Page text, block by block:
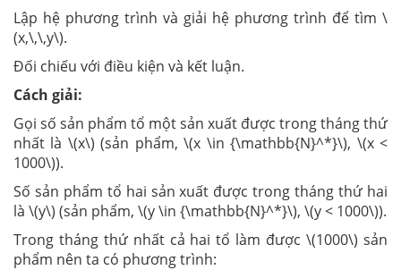
Lập hệ phương trình và giải hệ phương trình để tìm \
(x,\,\,y\).
Đối chiếu với điều kiện và kết luận.
Cách giải:
Gọi số sản phẩm tổ một sản xuất được trong tháng thứ
nhất là \(x\) (sản phẩm, \(x \in {\mathbb{N}^*}\), \(x <
1000\)).
Số sản phẩm tổ hai sản xuất được trong tháng thứ hai
là \(y\) (sản phẩm, \(y \in {\mathbb{N}^*}\), \(y < 1000\)).
Trong tháng thứ nhất cả hai tổ làm được \(1000\) sản
phẩm nên ta có phương trình: